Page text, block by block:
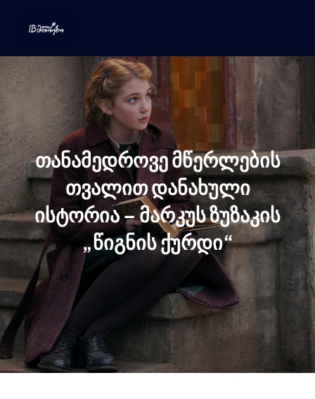
თანამედროვე მწერლების
თვალით დანახული
ისტორია – მარკუს ზუზაკის
„წიგნის ქურდი“